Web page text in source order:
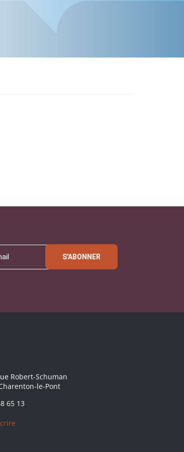
S'ABONNER
Robert-Schuman
le-Pont
65 13